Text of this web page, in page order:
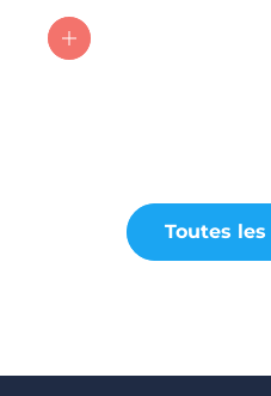
Toutes